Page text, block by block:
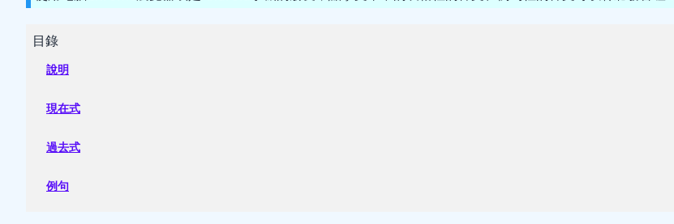
目錄
說明
現在式
過去式
例句